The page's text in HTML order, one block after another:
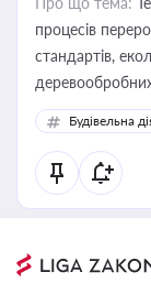
процесів
стандартів,
Будівельна